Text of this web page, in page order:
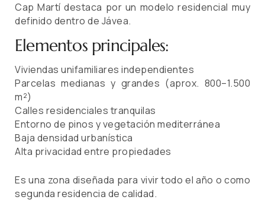
Cap Martí destaca por un modelo residencial muy
definido dentro de Jávea.
Elementos principales:
Viviendas unifamiliares independientes
Parcelas medianas y grandes (aprox. 800–1.500
m²)
Calles residenciales tranquilas
Entorno de pinos y vegetación mediterránea
Baja densidad urbanística
Alta privacidad entre propiedades
Es una zona diseñada para vivir todo el año o como
segunda residencia de calidad.